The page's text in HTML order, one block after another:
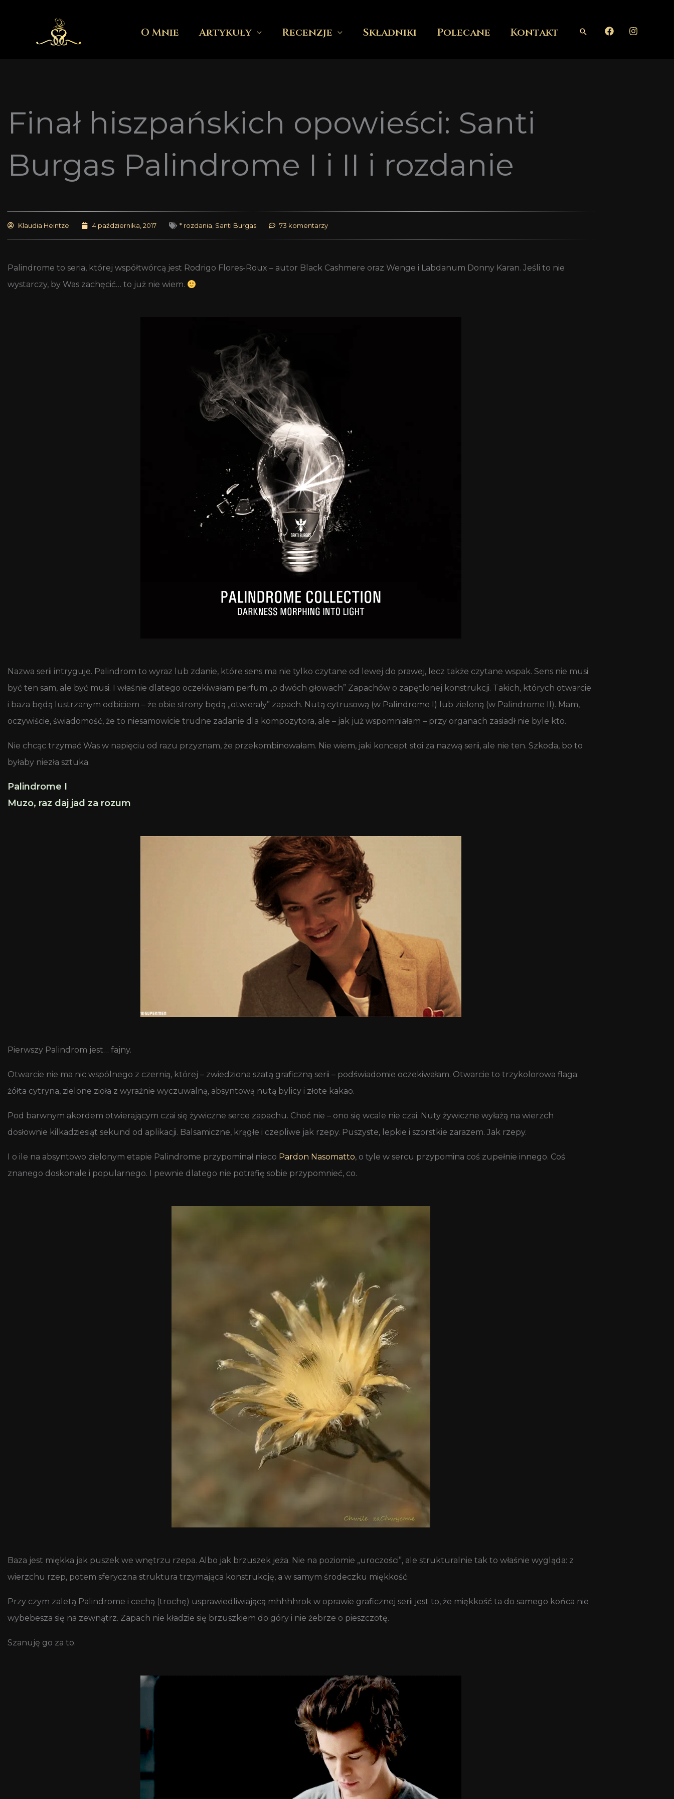
O Mnie Artykuły Recenzje Składniki Polecane Kontakt Szukaj
Finał hiszpańskich opowieści: Santi
Burgas Palindrome I i II i rozdanie
Klaudia Heintze 4 października, 2017 * rozdania Santi Burgas 73 komentarzy
Palindrome to seria, której współtwórcą jest Rodrigo Flores-Roux – autor Black Cashmere oraz Wenge i Labdanum Donny Karan. Jeśli to nie
wystarczy, by Was zachęcić… to już nie wiem.
Nazwa serii intryguje. Palindrom to wyraz lub zdanie, które sens ma nie tylko czytane od lewej do prawej, lecz także czytane wspak. Sens nie musi
być ten sam, ale być musi. I właśnie dlatego oczekiwałam perfum „o dwóch głowach” Zapachów o zapętlonej konstrukcji. Takich, których otwarcie
i baza będą lustrzanym odbiciem – że obie strony będą „otwierały” zapach. Nutą cytrusową (w Palindrome I) lub zieloną (w Palindrome II). Mam,
oczywiście, świadomość, że to niesamowicie trudne zadanie dla kompozytora, ale – jak już wspomniałam – przy organach zasiadł nie byle kto.
Nie chcąc trzymać Was w napięciu od razu przyznam, że przekombinowałam. Nie wiem, jaki koncept stoi za nazwą serii, ale nie ten. Szkoda, bo to
byłaby niezła sztuka.
Palindrome I
Muzo, raz daj jad za rozum
Pierwszy Palindrom jest… fajny.
Otwarcie nie ma nic wspólnego z czernią, której – zwiedziona szatą graficzną serii – podświadomie oczekiwałam. Otwarcie to trzykolorowa flaga:
żółta cytryna, zielone zioła z wyraźnie wyczuwalną, absyntową nutą bylicy i złote kakao.
Pod barwnym akordem otwierającym czai się żywiczne serce zapachu. Choć nie – ono się wcale nie czai. Nuty żywiczne wyłażą na wierzch
dosłownie kilkadziesiąt sekund od aplikacji. Balsamiczne, krągłe i czepliwe jak rzepy. Puszyste, lepkie i szorstkie zarazem. Jak rzepy.
I o ile na absyntowo zielonym etapie Palindrome przypominał nieco Pardon Nasomatto, o tyle w sercu przypomina coś zupełnie innego. Coś
znanego doskonale i popularnego. I pewnie dlatego nie potrafię sobie przypomnieć, co.
Baza jest miękka jak puszek we wnętrzu rzepa. Albo jak brzuszek jeża. Nie na poziomie „uroczości”, ale strukturalnie tak to właśnie wygląda: z
wierzchu rzep, potem sferyczna struktura trzymająca konstrukcję, a w samym środeczku miękkość.
Przy czym zaletą Palindrome i cechą (trochę) usprawiedliwiającą mhhhhrok w oprawie graficznej serii jest to, że miękkość ta do samego końca nie
wybebesza się na zewnątrz. Zapach nie kładzie się brzuszkiem do góry i nie żebrze o pieszczotę.
Szanuję go za to.